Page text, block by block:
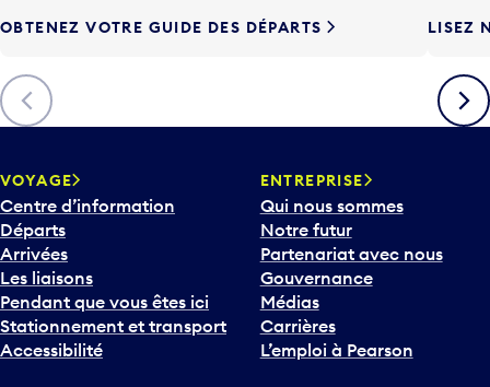
F
è
c
h
v
e
r
s
l
e
b
a
Précédent
OBTENEZ VOTRE GUIDE DES DÉPARTS LISEZ
VOYAGE
Centre d’information
Départs
Arrivées
Les liaisons
Pendant que vous êtes ici
Stationnement et transport
Accessibilité
ENTREPRISE
Qui nous sommes
Notre futur
Partenariat avec nous
Gouvernance
Médias
Carrières
L’emploi à Pearson